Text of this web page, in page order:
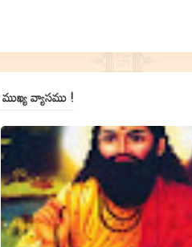
ముఖ్య వ్యాసము !